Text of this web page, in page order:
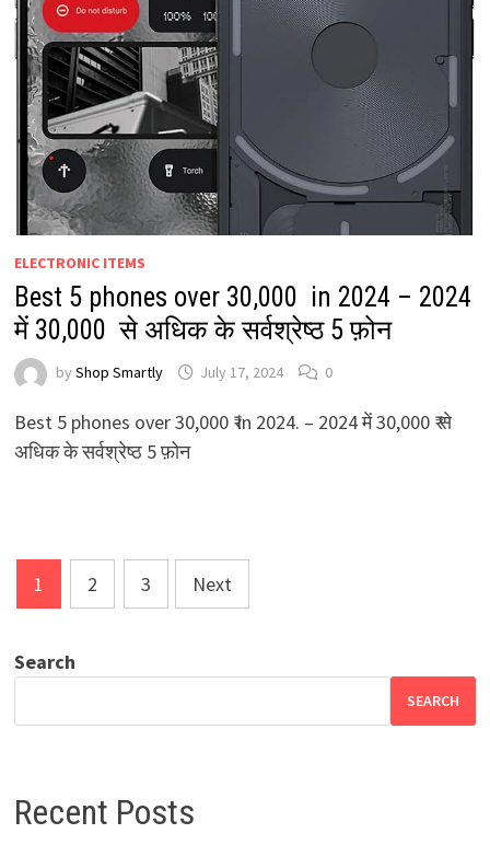
ELECTRONIC ITEMS
Best 5 phones over 30,000 ₹ in 2024 – 2024
में 30,000 ₹ से अधिक के सर्वश्रेष्ठ 5 फ़ोन
by Shop Smartly July 17, 2024 0
Best 5 phones over 30,000 ₹ in 2024. – 2024 में 30,000 ₹ से
अधिक के सर्वश्रेष्ठ 5 फ़ोन
Posts
pagination
1 2 3 Next
Search
SEARCH
Recent Posts